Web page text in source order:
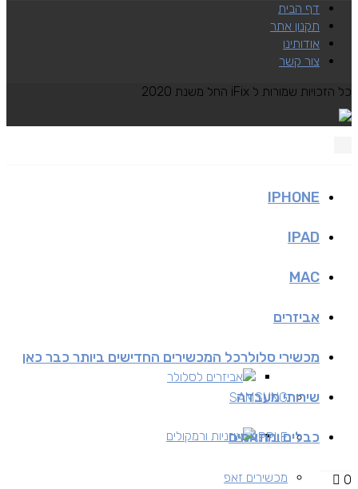
דף הבית
תקנון אתר
אודותינו
צור קשר
כל הזכויות שמורות ל iFix החל משנת 2020
IPHONE
IPAD
MAC
אביזרים
אביזרים לסלולר
אוזניות ורמקולים
מכשירי סלולרכל המכשירים החדישים ביותר כבר כאן
SAMSUNG
APPLE
מכשירים זאפ
שירותי מעבדה
כבלים ומתאמים
0